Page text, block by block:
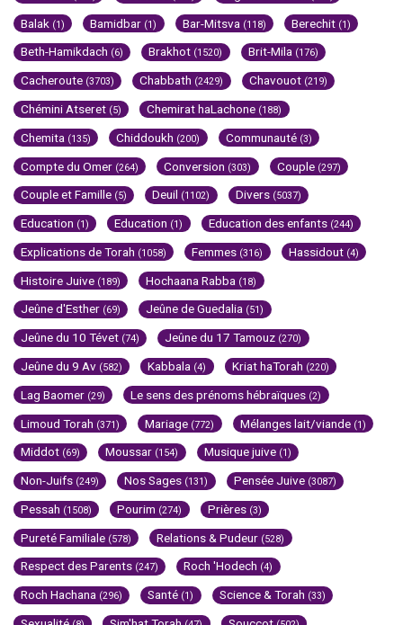
Balak (1) Bamidbar (1) Bar-Mitsva (118) Berechit (1)
Beth-Hamikdach (6) Brakhot (1520) Brit-Mila (176)
Cacheroute (3703) Chabbath (2429) Chavouot (219)
Chémini Atseret (5) Chemirat haLachone (188)
Chemita (135) Chiddoukh (200) Communauté (3)
Compte du Omer (264) Conversion (303) Couple (297)
Couple et Famille (5) Deuil (1102) Divers (5037)
Education (1) Education (1) Education des enfants (244)
Explications de Torah (1058) Femmes (316) Hassidout (4)
Histoire Juive (189) Hochaana Rabba (18)
Jeûne d'Esther (69) Jeûne de Guedalia (51)
Jeûne du 10 Tévet (74) Jeûne du 17 Tamouz (270)
Jeûne du 9 Av (582) Kabbala (4) Kriat haTorah (220)
Lag Baomer (29) Le sens des prénoms hébraïques (2)
Limoud Torah (371) Mariage (772) Mélanges lait/viande (1)
Middot (69) Moussar (154) Musique juive (1)
Non-Juifs (249) Nos Sages (131) Pensée Juive (3087)
Pessah (1508) Pourim (274) Prières (3)
Pureté Familiale (578) Relations & Pudeur (528)
Respect des Parents (247) Roch 'Hodech (4)
Roch Hachana (296) Santé (1) Science & Torah (33)